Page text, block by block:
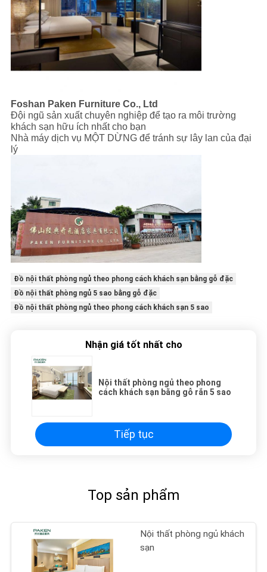
Foshan Paken Furniture Co., Ltd
Đội ngũ sản xuất chuyên nghiệp để tạo ra môi trường
khách sạn hữu ích nhất cho bạn
Nhà máy dịch vụ MỘT DỪNG để tránh sự lây lan của đại
lý
Đồ nội thất phòng ngủ theo phong cách khách sạn bằng gỗ đặc
Đồ nội thất phòng ngủ 5 sao bằng gỗ đặc
Đồ nội thất phòng ngủ theo phong cách khách sạn 5 sao
Nhận giá tốt nhất cho
Nội thất phòng ngủ theo phong
cách khách sạn bằng gỗ rắn 5 sao
Tiếp tục
Top sản phẩm
Nội thất phòng ngủ khách
sạn